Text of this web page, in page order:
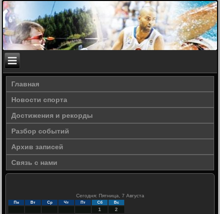
Главная
Новости спорта
Достижения и рекорды
Разбор событий
Архив записей
Связь с нами
Сегодня: Пятница, 7 Августа
Пн Вт Ср Чт Пт Сб Вс
1
2